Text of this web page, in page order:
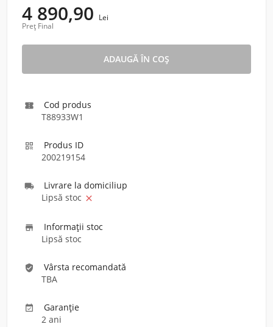
4 890,90 Lei
Preț Final

Cod produs
T88933W1

Produs ID
200219154
 Livrare la domiciliup
Lipsă stoc 

Informaţii stoc
Lipsă stoc
verified_user
Vârsta recomandată
TBA

Garanție
2 ani